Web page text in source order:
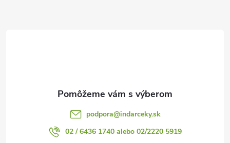
podpora@indarceky.sk
02 / 6436 1740 alebo 02/2220 5919